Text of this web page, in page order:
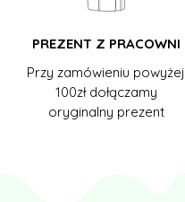
PREZENT Z PRACOWNI
Przy zamówieniu powyżej
100zł dołączamy
oryginalny prezent